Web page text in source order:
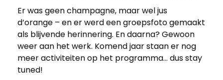
Er was geen champagne, maar wel jus
d’orange – en er werd een groepsfoto gemaakt
als blijvende herinnering. En daarna? Gewoon
weer aan het werk. Komend jaar staan er nog
meer activiteiten op het programma… dus stay
tuned!